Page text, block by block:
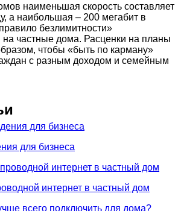
наименьшая скорость составляет
а наибольшая – 200 мегабит в
безлимитности»
на частные дома. Расценки на планы
чтобы «быть по карману»
с разным доходом и семейным
для бизнеса
интернет в частный дом